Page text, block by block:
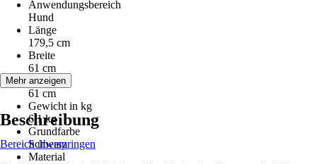
Anwendungsbereich
Hund
Länge
179,5 cm
Breite
61 cm
Höhe
61 cm
Gewicht in kg
6,1 kg
Grundfarbe
Schwarz
Material
Mehr anzeigen
Beschreibung
Bereich überspringen